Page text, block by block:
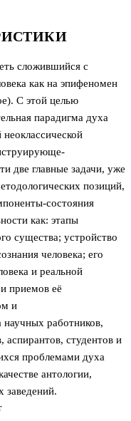
сложившийся с
как на эпифеномен
С этой целью
парадигма духа
две главные задачи, уже
позиций,
состояния
как: этапы
существа; устройство
человека; его
и реальной
приемов её
и
работников,
аспирантов, студентов и
проблемами духа
антологии,
заведений.